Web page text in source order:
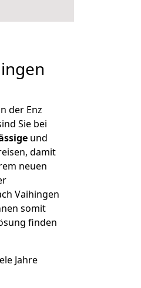
der Enz
Sie bei
und
damit
neuen
Vaihingen
somit
finden
Jahre